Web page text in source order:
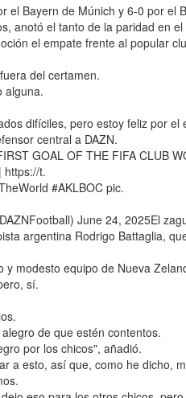
el Bayern de Múnich y 6-0 por el
anotó el tanto de la paridad en
el empate frente al popular
del certamen.
alguna.
difíciles, pero estoy feliz por el
central a DAZN.
GOAL OF THE FIFA CLUB
https://t.
#AKLBOC pic.
June 24, 2025El
argentina Rodrigo Battaglia,
modesto equipo de Nueva
sí.
de que estén contentos.
por los chicos", añadió.
a esto, así que, como he dicho,